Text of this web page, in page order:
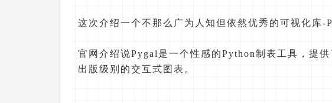
这次介绍一个不那么广为人知但依然优秀的可视化库-
官网介绍说Pygal是一个性感的Python制表工具，提
出版级别的交互式图表。